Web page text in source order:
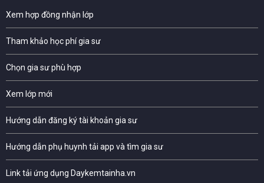
Xem hợp đồng nhận lớp
Tham khảo học phí gia sư
Chọn gia sư phù hợp
Xem lớp mới
Hướng dẫn đăng ký tài khoản gia sư
Hướng dẫn phụ huynh tải app và tìm gia sư
Link tải ứng dụng Daykemtainha.vn